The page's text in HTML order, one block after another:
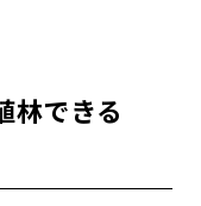
林できる